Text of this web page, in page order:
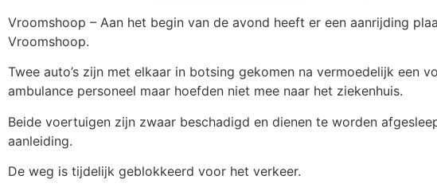
Vroomshoop – Aan het begin van de avond heeft er een aanrijding
Vroomshoop.
Twee auto’s zijn met elkaar in botsing gekomen na vermoedelijk
ambulance personeel maar hoefden niet mee naar het ziekenhuis.
Beide voertuigen zijn zwaar beschadigd en dienen te worden
aanleiding.
De weg is tijdelijk geblokkeerd voor het verkeer.